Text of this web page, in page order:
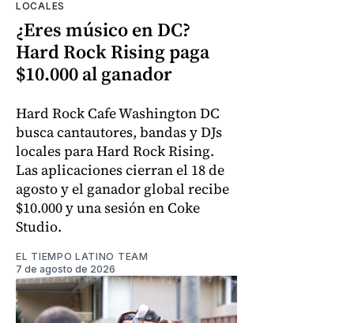
LOCALES
¿Eres músico en DC?
Hard Rock Rising paga
$10.000 al ganador
Hard Rock Cafe Washington DC
busca cantautores, bandas y DJs
locales para Hard Rock Rising.
Las aplicaciones cierran el 18 de
agosto y el ganador global recibe
$10.000 y una sesión en Coke
Studio.
EL TIEMPO LATINO TEAM
7 de agosto de 2026